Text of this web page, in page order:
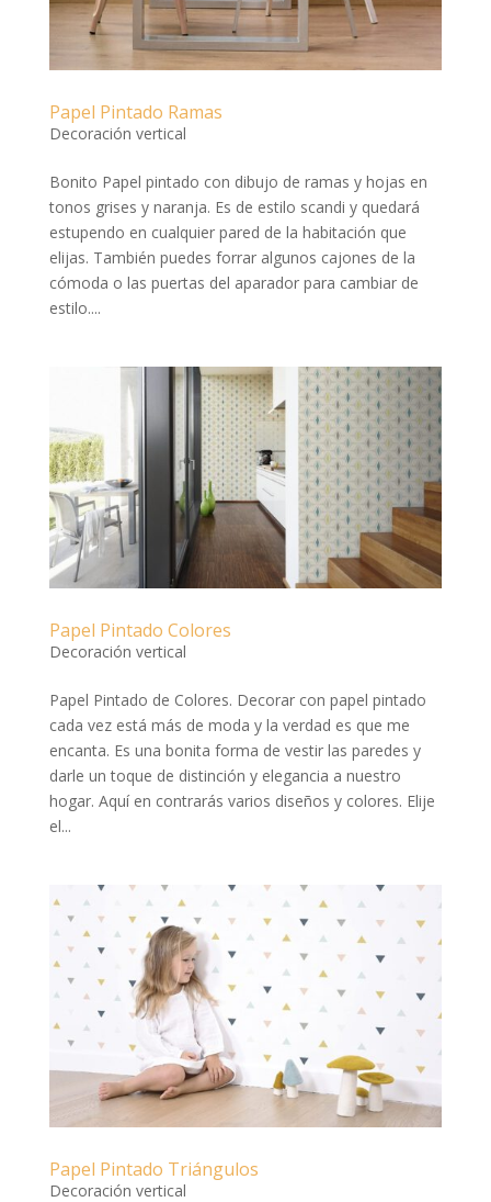
Papel Pintado Ramas
Decoración vertical
Bonito Papel pintado con dibujo de ramas y hojas en
tonos grises y naranja. Es de estilo scandi y quedará
estupendo en cualquier pared de la habitación que
elijas. También puedes forrar algunos cajones de la
cómoda o las puertas del aparador para cambiar de
estilo....
Papel Pintado Colores
Decoración vertical
Papel Pintado de Colores. Decorar con papel pintado
cada vez está más de moda y la verdad es que me
encanta. Es una bonita forma de vestir las paredes y
darle un toque de distinción y elegancia a nuestro
hogar. Aquí en contrarás varios diseños y colores. Elije
el...
Papel Pintado Triángulos
Decoración vertical